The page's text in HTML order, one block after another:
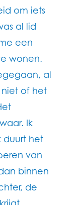
om iets
al lid
een
wonen.
al
niet of het
Ik
duurt het
van
binnen
de